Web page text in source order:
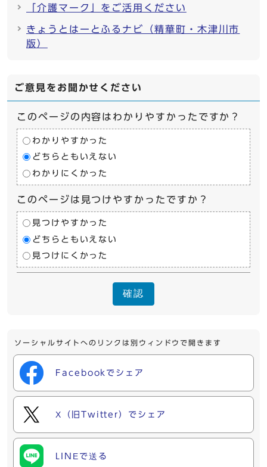
「介護マーク」をご活用ください
きょうとはーとふるナビ（精華町・木津川市
版）
ご意見をお聞かせください
このページの内容はわかりやすかったですか？
わかりやすかった
どちらともいえない
わかりにくかった
このページは見つけやすかったですか？
見つけやすかった
どちらともいえない
見つけにくかった
確認
ソーシャルサイトへのリンクは別ウィンドウで開きます
Facebookでシェア
X（旧Twitter）でシェア
LINEで送る